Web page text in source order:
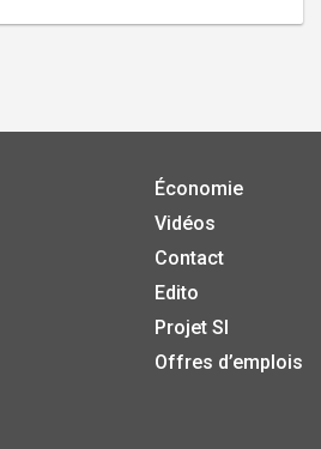
Économie
Vidéos
Contact
Edito
Projet SI
Offres d’emplois